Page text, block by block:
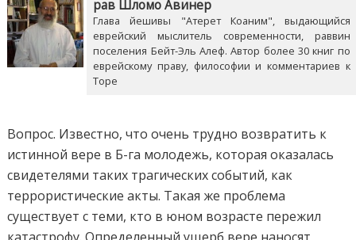
рав Шломо Авинер
Глава йешивы "Атерет Коаним", выдающийся
еврейский мыслитель современности, раввин
поселения Бейт-Эль Алеф. Автор более 30 книг по
еврейскому праву, философии и комментариев к
Торе
Вопрос. Известно, что очень трудно возвратить к
истинной вере в Б-га молодежь, которая оказалась
свидетелями таких трагических событий, как
террористические акты. Такая же проблема
существует с теми, кто в юном возрасте пережил
катастрофу. Определенный ущерб вере наносят